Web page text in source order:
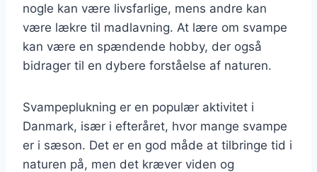
nogle kan være livsfarlige, mens andre kan
være lækre til madlavning. At lære om svampe
kan være en spændende hobby, der også
bidrager til en dybere forståelse af naturen.
Svampeplukning er en populær aktivitet i
Danmark, især i efteråret, hvor mange svampe
er i sæson. Det er en god måde at tilbringe tid i
naturen på, men det kræver viden og